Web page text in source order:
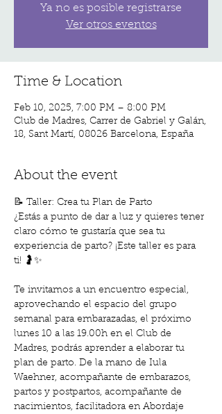
Ya no es posible registrarse
Ver otros eventos
Time & Location
Feb 10, 2025, 7:00 PM – 8:00 PM
Club de Madres, Carrer de Gabriel y Galán,
18, Sant Martí, 08026 Barcelona, España
About the event
📝 Taller: Crea tu Plan de Parto
¿Estás a punto de dar a luz y quieres tener
claro cómo te gustaría que sea tu
experiencia de parto? ¡Este taller es para
ti! 🤰✨
Te invitamos a un encuentro especial,
aprovechando el espacio del grupo
semanal para embarazadas, el próximo
lunes 10 a las 19.00h en el Club de
Madres, podrás aprender a elaborar tu
plan de parto. De la mano de Iula
Waehner, acompañante de embarazos,
partos y postpartos, acompañante de
nacimientos, facilitadora en Abordaje